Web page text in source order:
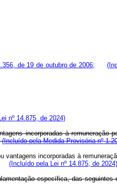
de 19 de outubro de 2006;
nº 14.875, de 2024)
incorporadas à remuneração
(Incluído pela Medida Provisória nº
incorporadas à
(Incluído pela Lei nº 14.875, de 2024)
específica, das